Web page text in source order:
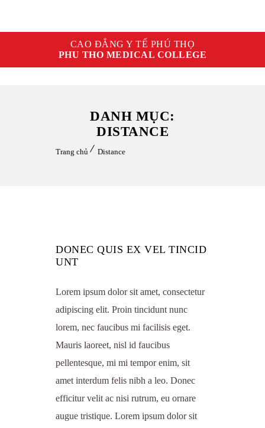
CAO ĐẲNG Y TẾ PHÚ THỌ
PHU THO MEDICAL COLLEGE
DANH MỤC:
DISTANCE
Trang chủ Distance
DONEC QUIS EX VEL TINCID
UNT
Lorem ipsum dolor sit amet, consectetur
adipiscing elit. Proin tincidunt nunc
lorem, nec faucibus mi facilisis eget.
Mauris laoreet, nisl id faucibus
pellentesque, mi mi tempor enim, sit
amet interdum felis nibh a leo. Donec
efficitur velit ac nisi rutrum, eu ornare
augue tristique. Lorem ipsum dolor sit